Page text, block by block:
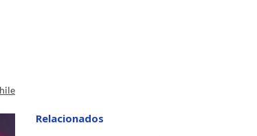
Relacionados